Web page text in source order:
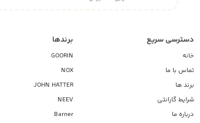
دسترسی سریع
خانه
تماس با ما
برند ها
شرایط گارانتی
درباره ما
برندها
GOORIN
NOX
JOHN HATTER
NEEV
Barner